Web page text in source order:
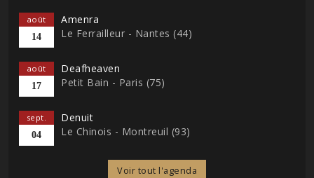
août
14
Amenra
Le Ferrailleur - Nantes (44)
août
17
Deafheaven
Petit Bain - Paris (75)
sept.
04
Denuit
Le Chinois - Montreuil (93)
Voir tout l'agenda